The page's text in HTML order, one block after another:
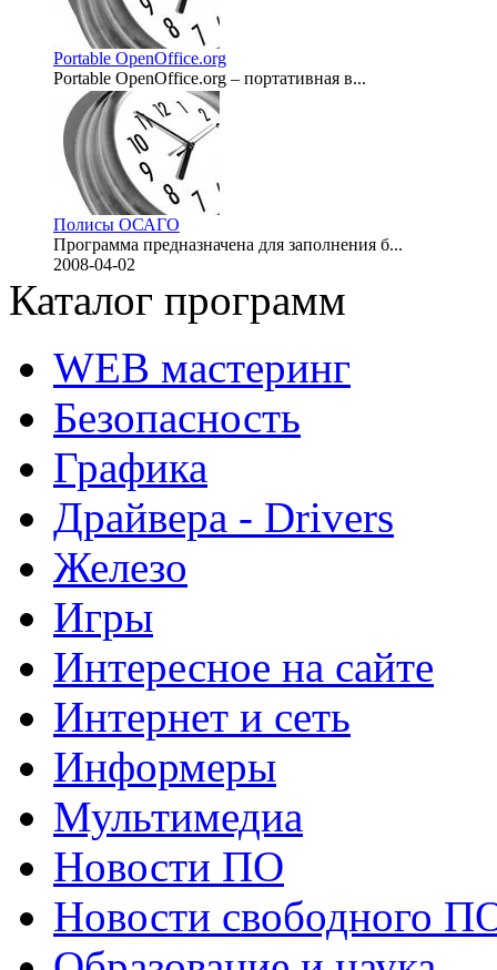
Portable OpenOffice.org
Portable OpenOffice.org – портативная в...
2008-04-17
Полисы ОСАГО
Программа предназначена для заполнения б...
2008-04-02
Каталог программ
WEB мастеринг
Безопасность
Графика
Драйвера - Drivers
Железо
Игры
Интересное на сайте
Интернет и сеть
Информеры
Мультимедиа
Новости ПО
Новости свободного